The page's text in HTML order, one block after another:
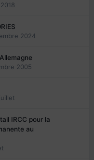
2024
2005
IRCC pour la
au